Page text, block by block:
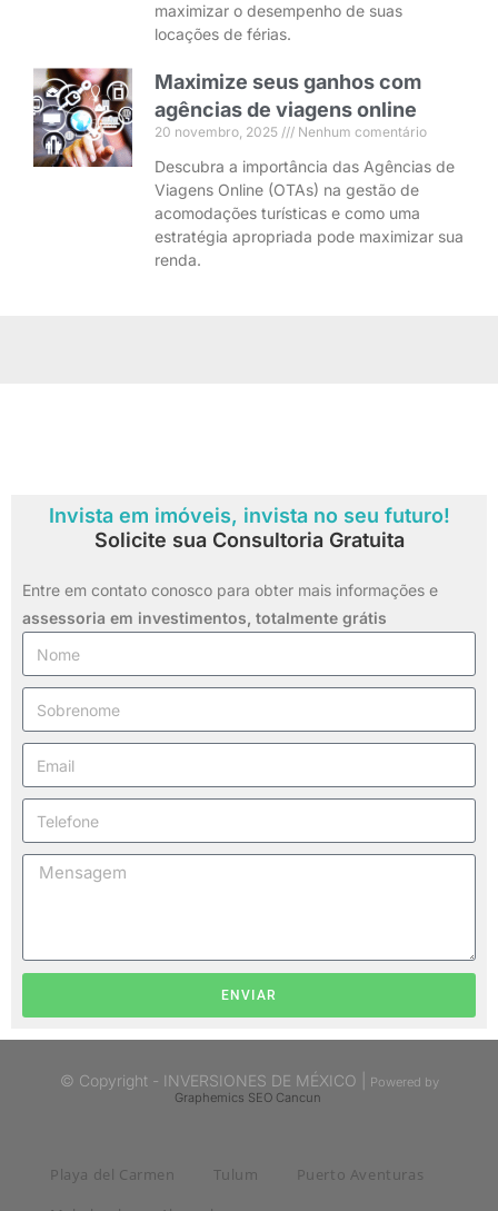
maximizar o desempenho de suas
locações de férias.
Maximize seus ganhos com
agências de viagens online
20 novembro, 2025 Nenhum comentário
Descubra a importância das Agências de
Viagens Online (OTAs) na gestão de
acomodações turísticas e como uma
estratégia apropriada pode maximizar sua
renda.
Invista em imóveis, invista no seu futuro!
Solicite sua Consultoria Gratuita
Entre em contato conosco para obter mais informações e
assessoria em investimentos, totalmente grátis
ENVIAR
© Copyright - INVERSIONES DE MÉXICO |
Powered by
Graphemics SEO Cancun
Playa del Carmen Tulum
Puerto Aventuras